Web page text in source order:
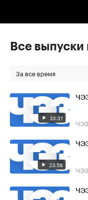
Все
За все время
33:37 ЧЭЗ
23:58 ЧЭЗ